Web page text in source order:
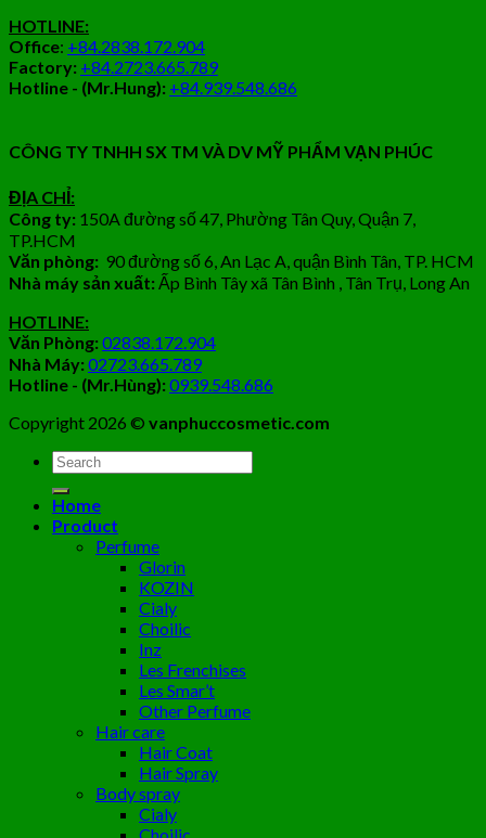
HOTLINE:
Office: +84.2838.172.904
Factory: +84.2723.665.789
Hotline - (Mr.Hung): +84.939.548.686
CÔNG TY TNHH SX TM VÀ DV MỸ PHẨM VẠN PHÚC
ĐỊA CHỈ:
Công ty: 150A đường số 47, Phường Tân Quy, Quận 7,
TP.HCM
Văn phòng: 90 đường số 6, An Lạc A, quận Bình Tân, TP. HCM
Nhà máy sản xuất: Ấp Bình Tây xã Tân Bình , Tân Trụ, Long An
HOTLINE:
Văn Phòng:02838.172.904
Nhà Máy:02723.665.789
Hotline - (Mr.Hùng):0939.548.686
Copyright 2026 © vanphuccosmetic.com
Tìm
kiếm:
Home
Product
Perfume
Glorin
KOZIN
Cialy
Choilic
Inz
Les Frenchises
Les Smar’t
Other Perfume
Hair care
Hair Coat
Hair Spray
Body spray
Cialy
Choilic